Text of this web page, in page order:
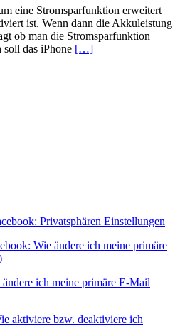
eine Stromsparfunktion erweitert
ist. Wenn dann die Akkuleistung
ob man die Stromsparfunktion
das iPhone […]
Privatsphären Einstellungen
Wie ändere ich meine primäre
ich meine primäre E-Mail
aktiviere bzw. deaktiviere ich